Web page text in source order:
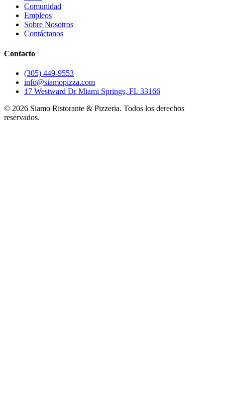
Comunidad
Empleos
Sobre Nosotros
Contáctanos
Contacto
(305) 449-9553
info@siamopizza.com
17 Westward Dr Miami Springs, FL 33166
© 2026 Siamo Ristorante & Pizzeria. Todos los derechos
reservados.